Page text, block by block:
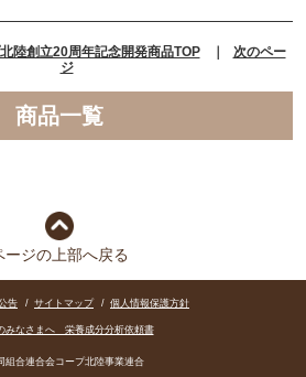
陸創立20周年記念開発商品TOP ｜
次のペー
ジ
商品一覧
ージの上部へ戻る
告 / サイトマップ / 個人情報保護方針
みなさまへ 栄養成分分析依頼書
組合連合会コープ北陸事業連合